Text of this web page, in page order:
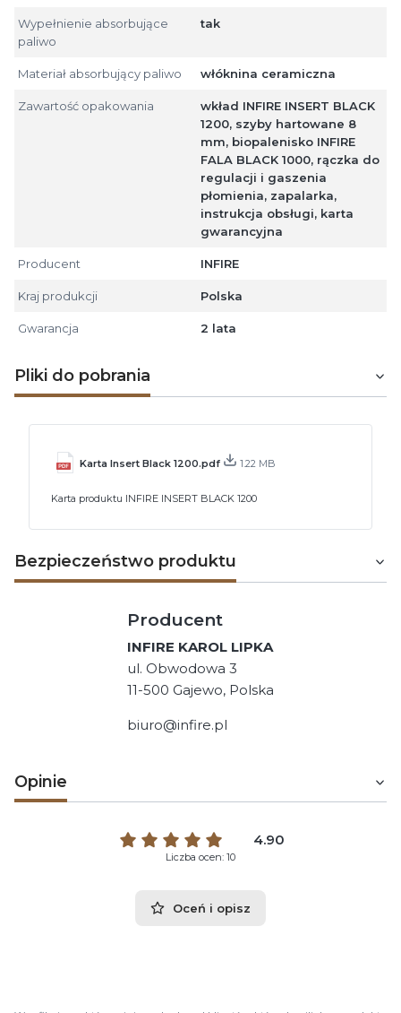
Wypełnienie absorbujące
paliwo
tak
Materiał absorbujący paliwo włóknina ceramiczna
Zawartość opakowania
wkład INFIRE INSERT BLACK
1200, szyby hartowane 8
mm, biopalenisko INFIRE
FALA BLACK 1000, rączka do
regulacji i gaszenia
płomienia, zapalarka,
instrukcja obsługi, karta
gwarancyjna
Producent INFIRE
Kraj produkcji Polska
Gwarancja 2 lata
Pliki do pobrania
Karta Insert Black 1200.pdf 1.22 MB
Karta produktu INFIRE INSERT BLACK 1200
Bezpieczeństwo produktu
Producent
INFIRE KAROL LIPKA
ul. Obwodowa 3
11-500 Gajewo, Polska
biuro@infire.pl
Opinie
4.90
Liczba ocen: 10
Oceń i opisz